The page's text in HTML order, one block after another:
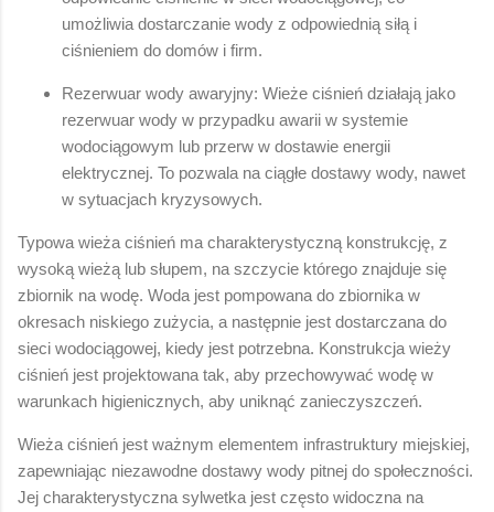
umożliwia dostarczanie wody z odpowiednią siłą i
ciśnieniem do domów i firm.
Rezerwuar wody awaryjny: Wieże ciśnień działają jako
rezerwuar wody w przypadku awarii w systemie
wodociągowym lub przerw w dostawie energii
elektrycznej. To pozwala na ciągłe dostawy wody, nawet
w sytuacjach kryzysowych.
Typowa wieża ciśnień ma charakterystyczną konstrukcję, z
wysoką wieżą lub słupem, na szczycie którego znajduje się
zbiornik na wodę. Woda jest pompowana do zbiornika w
okresach niskiego zużycia, a następnie jest dostarczana do
sieci wodociągowej, kiedy jest potrzebna. Konstrukcja wieży
ciśnień jest projektowana tak, aby przechowywać wodę w
warunkach higienicznych, aby uniknąć zanieczyszczeń.
Wieża ciśnień jest ważnym elementem infrastruktury miejskiej,
zapewniając niezawodne dostawy wody pitnej do społeczności.
Jej charakterystyczna sylwetka jest często widoczna na